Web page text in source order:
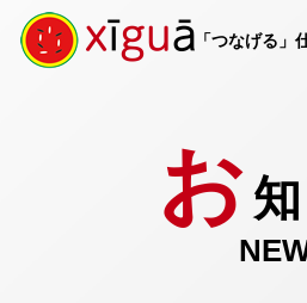
「つなげる」
お